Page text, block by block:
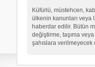
Küfürlü, müstehcen,
ülkenin kanunları veya
haberdar edilir. Bütün
değiştirme, taşıma
şahıslara verilmeyecek